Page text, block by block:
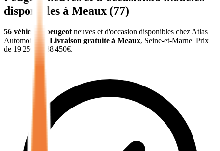
disponibles à Meaux (77)
56 véhicules peugeot neuves et d'occasion disponibles chez Atlas
Automobiles
Livraison gratuite à Meaux, Seine-et-Marne. Prix
de 19 250 € à 38 450€.